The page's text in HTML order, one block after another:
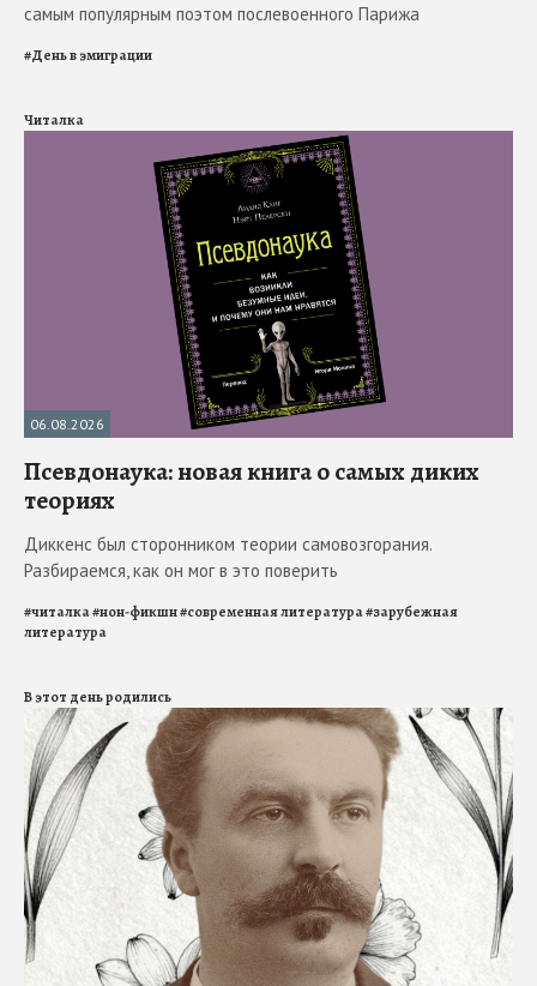
самым популярным поэтом послевоенного Парижа
#День в эмиграции
Читалка
06.08.2026
Псевдонаука: новая книга о самых диких
теориях
Диккенс был сторонником теории самовозгорания.
Разбираемся, как он мог в это поверить
#читалка#нон-фикшн#современная литература#зарубежная
литература
В этот день родились